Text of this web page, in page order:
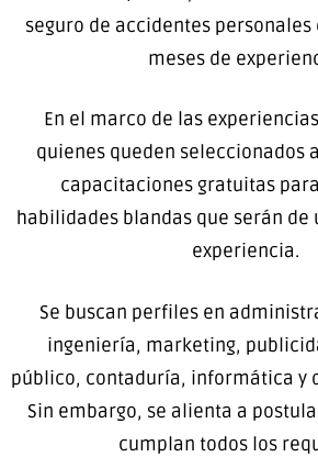
seguro de accidentes
meses de
En el marco de las
quienes queden seleccionados
capacitaciones gratuitas
habilidades blandas que serán
experiencia.
Se buscan perfiles en
ingeniería, marketing,
público, contaduría, informática y
Sin embargo, se alienta a
cumplan todos los